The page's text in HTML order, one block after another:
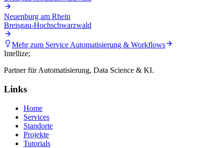
Neuenburg am Rhein
Breisgau-Hochschwarzwald
Mehr zum ServiceAutomatisierung & Workflows
Intellize;
Partner für Automatisierung, Data Science & KI.
Links
Home
Services
Standorte
Projekte
Tutorials